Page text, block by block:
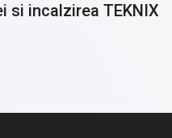
funcționează la
si incalzirea TEKNIX